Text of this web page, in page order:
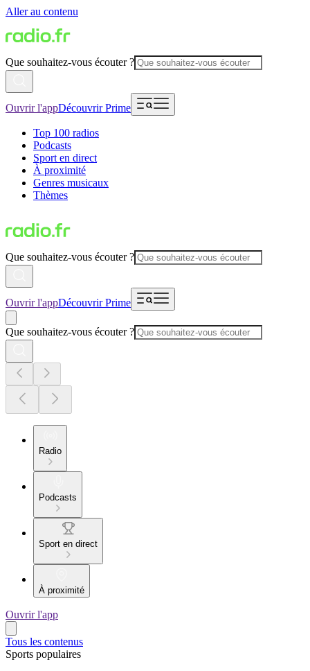
Aller au contenu
Que souhaitez-vous écouter ?
Ouvrir l'appDécouvrir Prime
Top 100 radios
Podcasts
Sport en direct
À proximité
Genres musicaux
Thèmes
Que souhaitez-vous écouter ?
Ouvrir l'appDécouvrir Prime
Que souhaitez-vous écouter ?
Radio
Podcasts
Sport en direct
À proximité
Ouvrir l'app
Tous les contenus
Sports populaires